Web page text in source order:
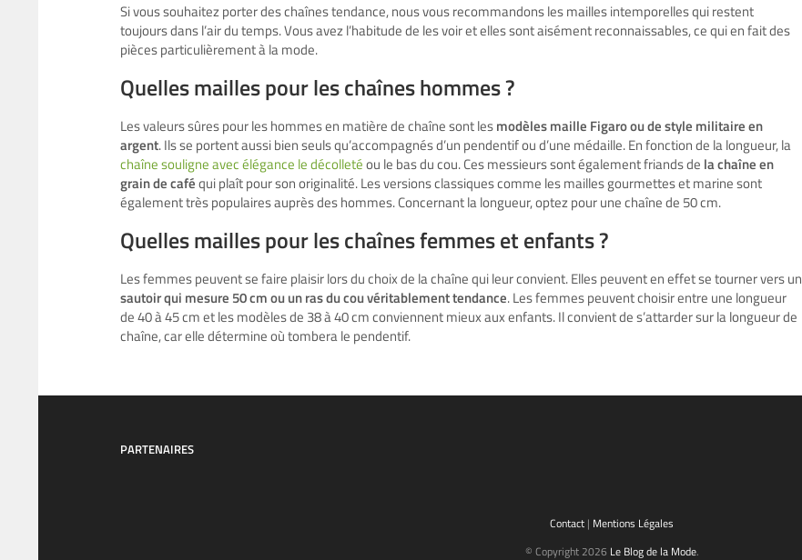
Si vous souhaitez porter des chaînes tendance, nous vous recommandons les mailles intemporelles qui restent
toujours dans l’air du temps. Vous avez l’habitude de les voir et elles sont aisément reconnaissables, ce qui en fait des
pièces particulièrement à la mode.
Quelles mailles pour les chaînes hommes ?
Les valeurs sûres pour les hommes en matière de chaîne sont lesmodèles maille Figaro ou de style militaire en
argent. Ils se portent aussi bien seuls qu’accompagnés d’un pendentif ou d’une médaille. En fonction de la longueur, la
chaîne souligne avec élégance le décolletéou le bas du cou. Ces messieurs sont également friands de la chaîne en
grain de caféqui plaît pour son originalité. Les versions classiques comme les mailles gourmettes et marine sont
également très populaires auprès des hommes. Concernant la longueur, optez pour une chaîne de 50 cm.
Quelles mailles pour les chaînes femmes et enfants ?
Les femmes peuvent se faire plaisir lors du choix de la chaîne qui leur convient. Elles peuvent en effet se tourner vers un
sautoir qui mesure 50 cm ou un ras du cou véritablement tendance. Les femmes peuvent choisir entre une longueur
de 40 à 45 cm et les modèles de 38 à 40 cm conviennent mieux aux enfants. Il convient de s’attarder sur la longueur de
chaîne, car elle détermine où tombera le pendentif.
PARTENAIRES
Contact | Mentions Légales
© Copyright 2026 Le Blog de la Mode.